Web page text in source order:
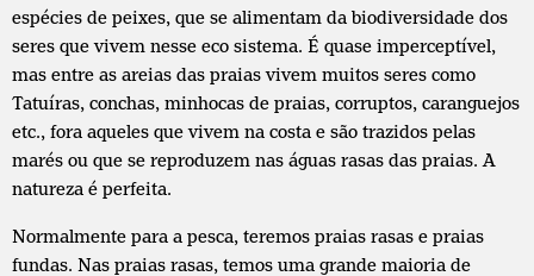
espécies de peixes, que se alimentam da biodiversidade dos
seres que vivem nesse eco sistema. É quase imperceptível,
mas entre as areias das praias vivem muitos seres como
Tatuíras, conchas, minhocas de praias, corruptos, caranguejos
etc., fora aqueles que vivem na costa e são trazidos pelas
marés ou que se reproduzem nas águas rasas das praias. A
natureza é perfeita.
Normalmente para a pesca, teremos praias rasas e praias
fundas. Nas praias rasas, temos uma grande maioria de